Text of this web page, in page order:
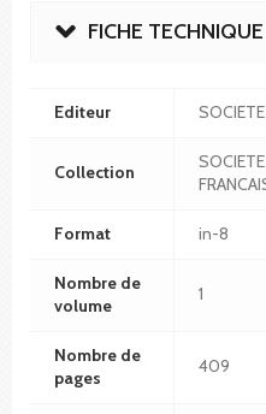
FICHE TECHNIQUE
Editeur
Collection
Format in-8
Nombre de
volume
1
Nombre de
pages
409